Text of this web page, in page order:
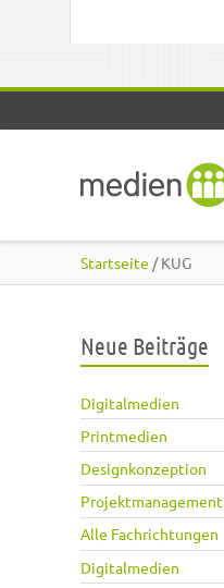
Startseite / KUG
Neue Beiträge
Digitalmedien
Printmedien
Designkonzeption
Projektmanagement
Alle Fachrichtungen
Digitalmedien